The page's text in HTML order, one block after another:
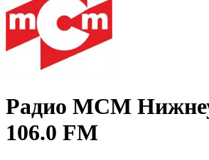
Радио МСМ
106.0 FM